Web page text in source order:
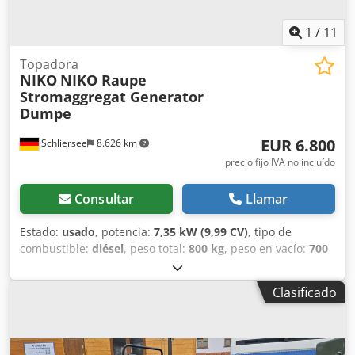
1 / 11
Schliersee 8.626 km
Topadora
NIKO NIKO Raupe
Stromaggregat Generator
Dumpe
EUR 6.800
precio fijo IVA no incluído
Consultar Llamar
Estado: usado, potencia: 7,35 kW (9,99 CV), tipo de
combustible: diésel, peso total: 800 kg, peso en vacío: 700
, horas de funcionamiento:
h, Equipamiento:faros adicionales, Chasis de orugas
Fabricante: NIKO Velocidad máx.: 4,8 km/h hacia adelante,
cuatro tiempos refrigerado por aire, 7,6 kW (≙ 10,36 CV)
Clasificado